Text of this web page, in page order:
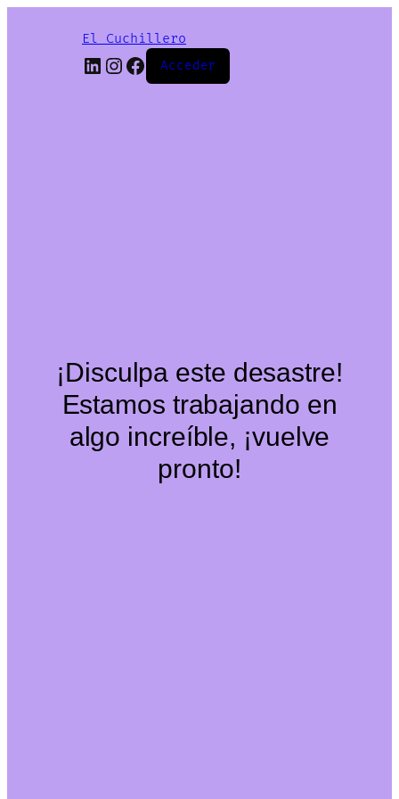
El Cuchillero
LinkedIn
Instagram
Facebook
Acceder
¡Disculpa este desastre!
Estamos trabajando en
algo increíble, ¡vuelve
pronto!